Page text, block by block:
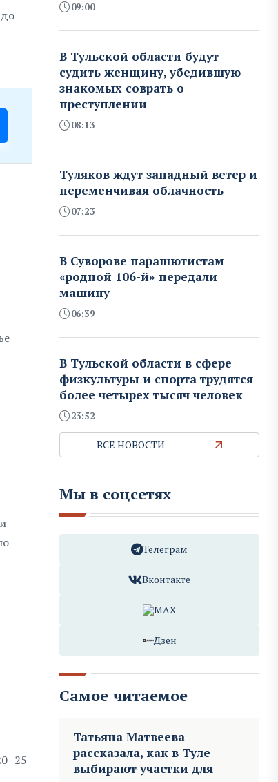
09:00
В Тульской области будут
судить женщину, убедившую
знакомых соврать о
преступлении
08:13
Туляков ждут западный ветер и
переменчивая облачность
07:23
В Суворове парашютистам
«родной 106-й» передали
машину
06:39
В Тульской области в сфере
физкультуры и спорта трудятся
более четырех тысяч человек
23:52
ВСЕ НОВОСТИ
Мы в соцсетях
Телеграм
Вконтакте
MAX
Дзен
Самое читаемое
Татьяна Матвеева
рассказала, как в Туле
выбирают участки для